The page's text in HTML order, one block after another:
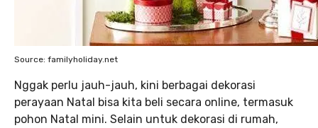
Source: familyholiday.net
Nggak perlu jauh-jauh, kini berbagai dekorasi
perayaan Natal bisa kita beli secara online, termasuk
pohon Natal mini. Selain untuk dekorasi di rumah,